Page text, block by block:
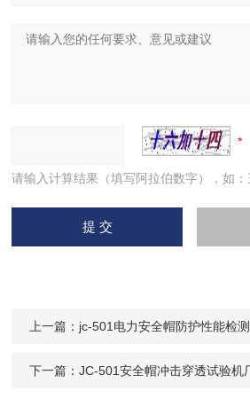
请输入计算结果（填写阿拉伯数字），如：
上一篇： jc-501电力安全帽防护性能检
下一篇：JC-501安全帽冲击穿透试验机